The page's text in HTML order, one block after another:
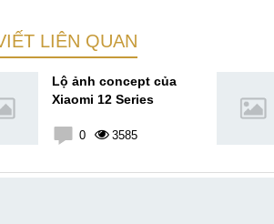
LIÊN QUAN
Lộ ảnh concept của
Xiaomi 12 Series
0 3585